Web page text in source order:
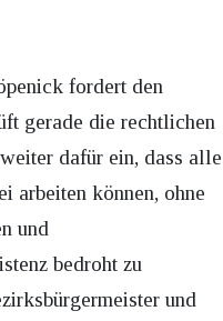
fordert den
gerade die rechtlichen
dafür ein, dass alle
arbeiten können, ohne
und
bedroht zu
und